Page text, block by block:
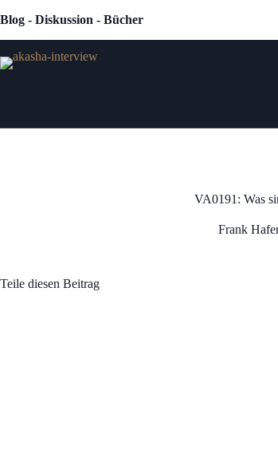
Inhalt
Blog - Diskussion - Bücher
VA0191: Was
Frank
Teile diesen Beitrag